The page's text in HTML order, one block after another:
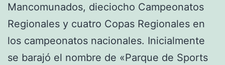
Mancomunados, dieciocho Campeonatos
Regionales y cuatro Copas Regionales en
los campeonatos nacionales. Inicialmente
se barajó el nombre de «Parque de Sports